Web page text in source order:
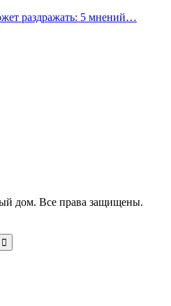
раздражать: 5 мнений…
дом. Все права защищены.